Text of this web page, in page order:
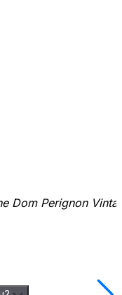
Dom Perignon
Perignon